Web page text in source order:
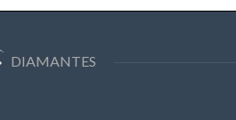
DIAMANTES